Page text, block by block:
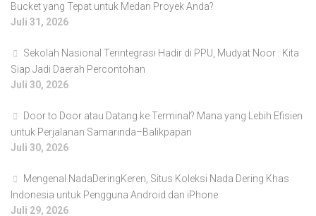
Bucket yang Tepat untuk Medan Proyek Anda?
Juli 31, 2026
Sekolah Nasional Terintegrasi Hadir di PPU, Mudyat Noor : Kita
Siap Jadi Daerah Percontohan
Juli 30, 2026
Door to Door atau Datang ke Terminal? Mana yang Lebih Efisien
untuk Perjalanan Samarinda–Balikpapan
Juli 30, 2026
Mengenal NadaDeringKeren, Situs Koleksi Nada Dering Khas
Indonesia untuk Pengguna Android dan iPhone
Juli 29, 2026